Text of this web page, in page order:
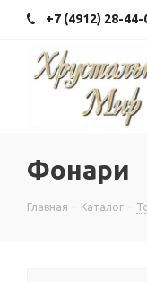
+7 (4912) 28-44-
Фонари
Главная - Каталог -